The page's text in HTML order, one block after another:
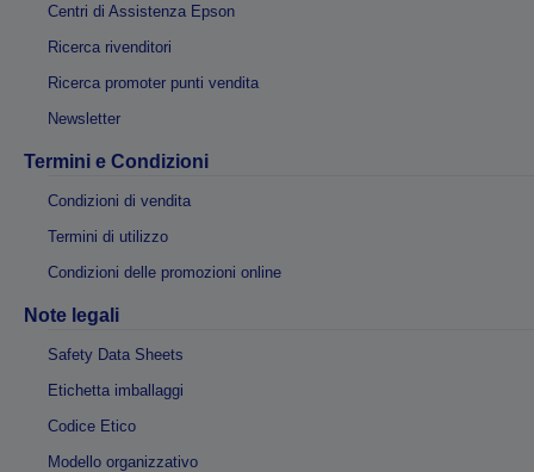
Centri di Assistenza Epson
Ricerca rivenditori
Ricerca promoter punti vendita
Newsletter
Termini e Condizioni
Condizioni di vendita
Termini di utilizzo
Condizioni delle promozioni online
Note legali
Safety Data Sheets
Etichetta imballaggi
Codice Etico
Modello organizzativo